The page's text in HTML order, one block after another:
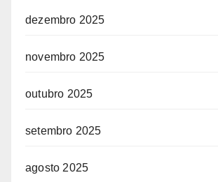
dezembro 2025
novembro 2025
outubro 2025
setembro 2025
agosto 2025